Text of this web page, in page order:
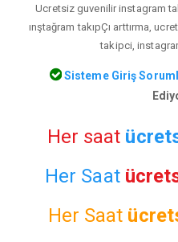
Ucretsiz guvenilir instagram
ınştağram takıpÇı arttırma,
takipci,
Sisteme Giriş
Her saat
Her Saat
Her Saat